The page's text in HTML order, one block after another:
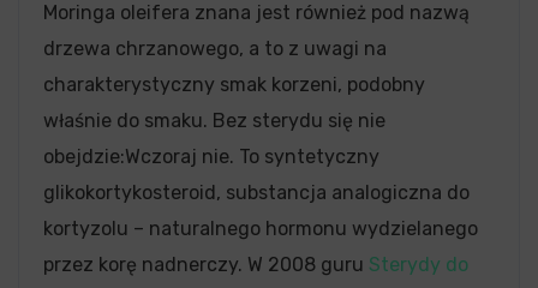
Moringa oleifera znana jest również pod nazwą
drzewa chrzanowego, a to z uwagi na
charakterystyczny smak korzeni, podobny
właśnie do smaku. Bez sterydu się nie
obejdzie:Wczoraj nie. To syntetyczny
glikokortykosteroid, substancja analogiczna do
kortyzolu – naturalnego hormonu wydzielanego
przez korę nadnerczy. W 2008 guru Sterydy do